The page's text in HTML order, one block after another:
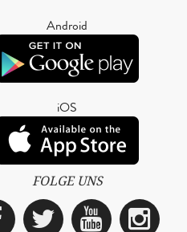
Android
iOS
FOLGE UNS
Facebook
Twitter